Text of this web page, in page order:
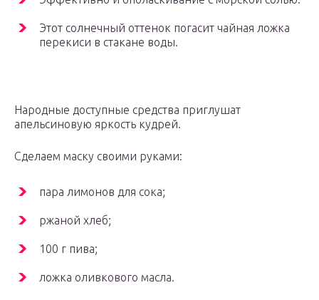
Этот солнечный оттенок погасит чайная ложка
перекиси в стакане воды.
Народные доступные средства приглушат
апельсиновую яркость кудрей.
Сделаем маску своими руками:
пара лимонов для сока;
ржаной хлеб;
100 г пива;
ложка оливкового масла.